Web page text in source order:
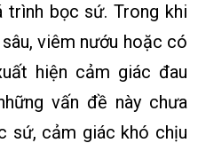
trình bọc sứ. Trong khi
viêm nướu hoặc có
hiện cảm giác đau
vấn đề này chưa
sứ, cảm giác khó chịu